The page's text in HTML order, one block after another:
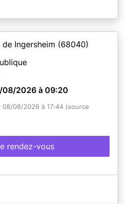
de Ingersheim (68040)
08/2026 à 09:20
08/2026 à 17:44 (source
rendez-vous